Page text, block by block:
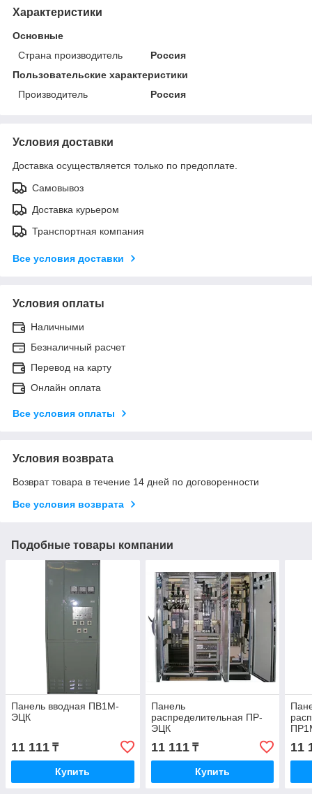
Характеристики
Основные
Страна производитель
Россия
Пользовательские характеристики
Производитель
Россия
Условия доставки
Доставка осуществляется только по предоплате.
Самовывоз
Доставка курьером
Транспортная компания
Все условия доставки
Условия оплаты
Наличными
Безналичный расчет
Перевод на карту
Онлайн оплата
Все условия оплаты
Условия возврата
Возврат товара в течение 14 дней по договоренности
Все условия возврата
Подобные товары компании
Панель вводная ПВ1М-
ЭЦК
11 111 ₸
Купить
Панель
распределительная ПР-
ЭЦК
11 111₸
Купить
11